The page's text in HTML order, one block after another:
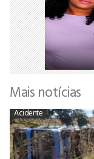
Mais notícias
Acidente